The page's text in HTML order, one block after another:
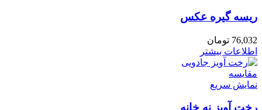
ریسه گیره عکس
76,032 تومان
اطلاعات بیشتر
مقايسه
نمایش سریع
رخت آویز نه خانه